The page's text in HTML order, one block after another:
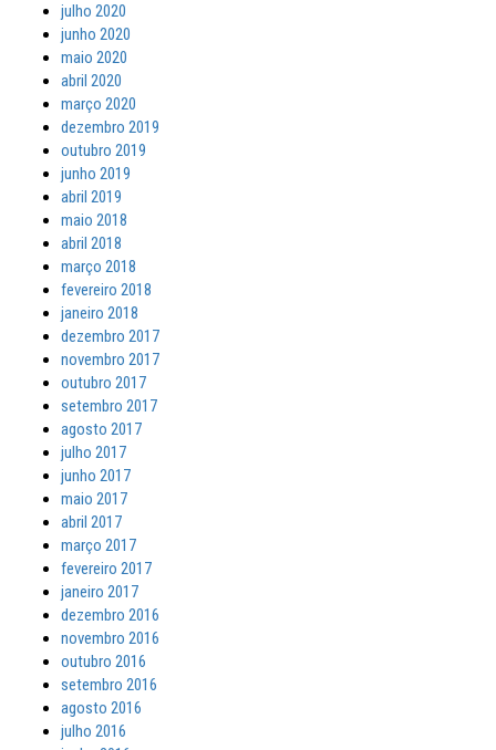
julho 2020
junho 2020
maio 2020
abril 2020
março 2020
dezembro 2019
outubro 2019
junho 2019
abril 2019
maio 2018
abril 2018
março 2018
fevereiro 2018
janeiro 2018
dezembro 2017
novembro 2017
outubro 2017
setembro 2017
agosto 2017
julho 2017
junho 2017
maio 2017
abril 2017
março 2017
fevereiro 2017
janeiro 2017
dezembro 2016
novembro 2016
outubro 2016
setembro 2016
agosto 2016
julho 2016